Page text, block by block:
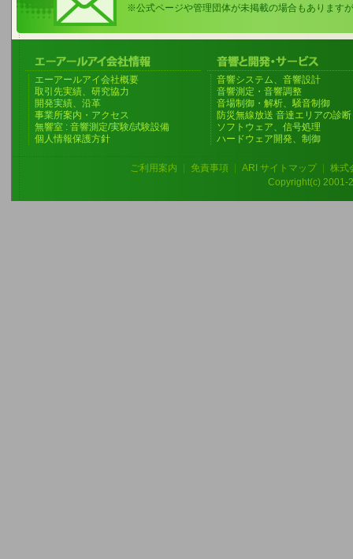
※公式ページや管理団体が未掲載の場合もあります
エーアールアイ会社概要
取引先実績、研究協力
開発実績、沿革
事業所案内・アクセス
無響室 : 音響測定/実験/試験設備
個人情報保護方針
音響システム、音響設計
音響測定・音響調整
音場制御・解析、騒音制御
防災無線放送 音達エリアの診断
ソフトウェア、信号処理
ハードウェア開発、制御
ご利用案内 免責事項 ARI サイトマップ
株式
Copyright(c) 2001-